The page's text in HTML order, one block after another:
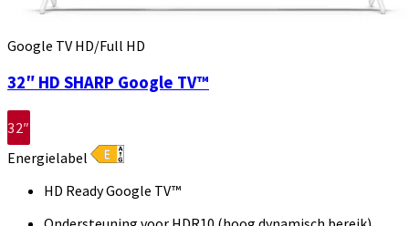
Google TV HD/Full HD
32″ HD SHARP Google TV™
32″
Energielabel
HD Ready Google TV™